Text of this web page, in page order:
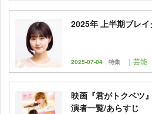
2025年 上半期ブレ
2025-07-04 特集 ｜芸能
映画『君がトクベツ
演者一覧/あらすじ